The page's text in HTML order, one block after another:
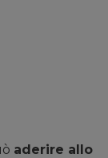
aderire allo